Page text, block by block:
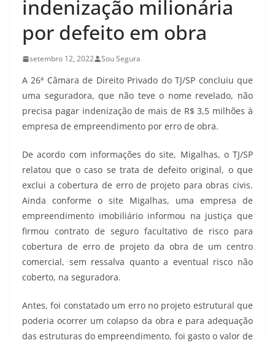
indenização milionária
por defeito em obra
setembro 12, 2022 Sou Segura
A 26ª Câmara de Direito Privado do TJ/SP concluiu que
uma seguradora, que não teve o nome revelado, não
precisa pagar indenização de mais de R$ 3,5 milhões à
empresa de empreendimento por erro de obra.
De acordo com informações do site, Migalhas, o TJ/SP
relatou que o caso se trata de defeito original, o que
exclui a cobertura de erro de projeto para obras civis.
Ainda conforme o site Migalhas, uma empresa de
empreendimento imobiliário informou na justiça que
firmou contrato de seguro facultativo de risco para
cobertura de erro de projeto da obra de um centro
comercial, sem ressalva quanto a eventual risco não
coberto, na seguradora.
Antes, foi constatado um erro no projeto estrutural que
poderia ocorrer um colapso da obra e para adequação
das estruturas do empreendimento, foi gasto o valor de